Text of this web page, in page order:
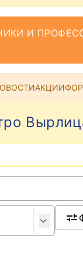
И
АКЦИИ